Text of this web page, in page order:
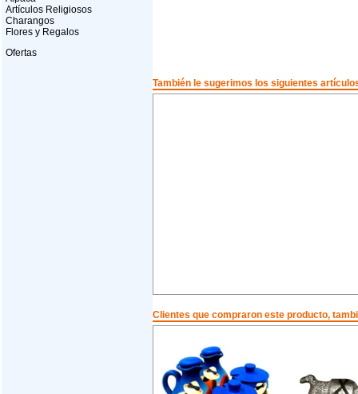
Artículos Religiosos
Charangos
Flores y Regalos
Ofertas
También le sugerimos los siguientes
Clientes que compraron este producto,